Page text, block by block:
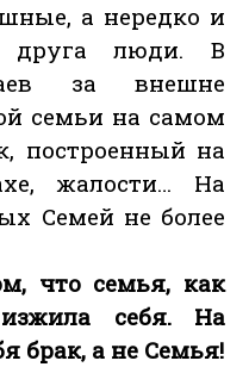
а нередко и
друга люди. В
за внешне
семьи на самом
построенный на
жалости… На
Семей не более
что семья, как
себя. На
брак, а не Семья!